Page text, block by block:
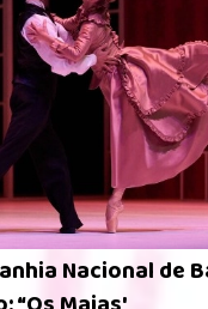
Nacional de